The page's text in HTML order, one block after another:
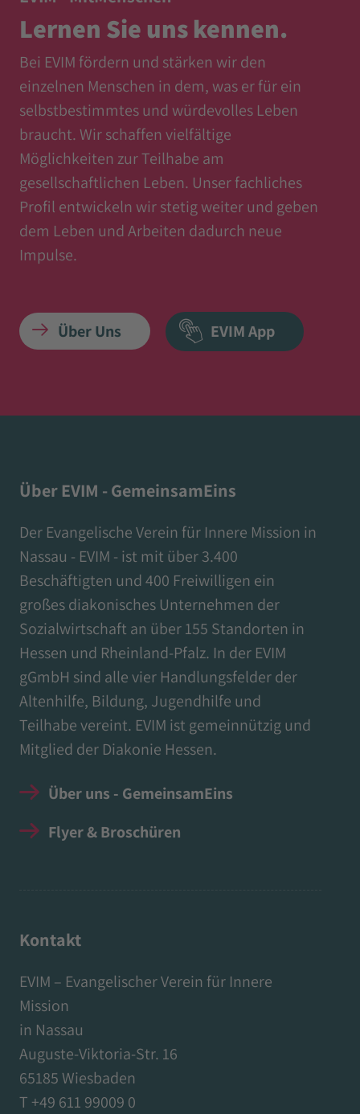
Lernen Sie uns kennen.
Bei EVIM fördern und stärken wir den
einzelnen Menschen in dem, was er für ein
selbstbestimmtes und würdevolles Leben
braucht. Wir schaffen vielfältige
Möglichkeiten zur Teilhabe am
gesellschaftlichen Leben. Unser fachliches
Profil entwickeln wir stetig weiter und geben
dem Leben und Arbeiten dadurch neue
Impulse.
Über Uns EVIM App
Über EVIM - GemeinsamEins
Der Evangelische Verein für Innere Mission in
Nassau - EVIM - ist mit über 3.400
Beschäftigten und 400 Freiwilligen ein
großes diakonisches Unternehmen der
Sozialwirtschaft an über 155 Standorten in
Hessen und Rheinland-Pfalz. In der EVIM
gGmbH sind alle vier Handlungsfelder der
Altenhilfe, Bildung, Jugendhilfe und
Teilhabe vereint. EVIM ist gemeinnützig und
Mitglied der Diakonie Hessen.
Über uns - GemeinsamEins
Flyer & Broschüren
Kontakt
EVIM – Evangelischer Verein für Innere
Mission
in Nassau
Auguste-Viktoria-Str. 16
65185 Wiesbaden
T +49 611 99009 0